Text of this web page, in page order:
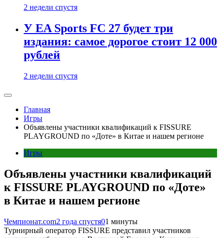
2 недели спустя
У EA Sports FC 27 будет три
издания: самое дорогое стоит 12 000
рублей
2 недели спустя
Главная
Игры
Объявлены участники квалификаций к FISSURE
PLAYGROUND по «Доте» в Китае и нашем регионе
Игры
Объявлены участники квалификаций
к FISSURE PLAYGROUND по «Доте»
в Китае и нашем регионе
Чемпионат.com2 года спустя01 минуты
Турнирный оператор FISSURE представил участников